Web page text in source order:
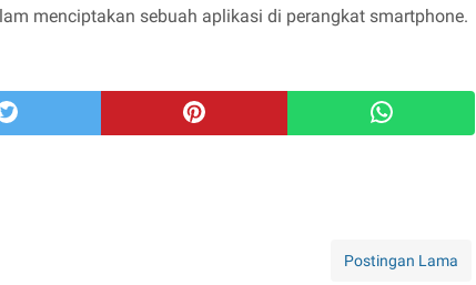
menciptakan sebuah aplikasi di perangkat smartphone.
Postingan Lama